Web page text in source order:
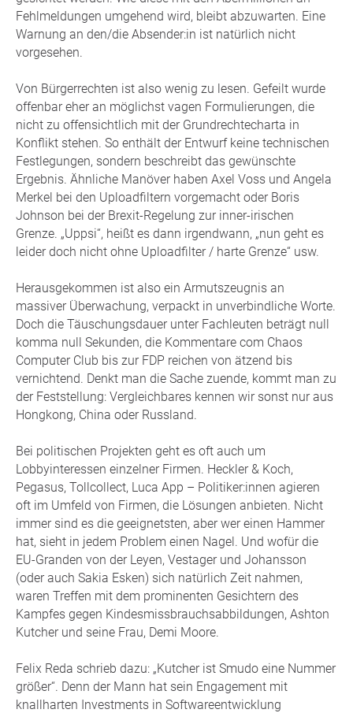
Fehlmeldungen umgehend wird, bleibt abzuwarten. Eine
Warnung an den/die Absender:in ist natürlich nicht
vorgesehen.
Von Bürgerrechten ist also wenig zu lesen. Gefeilt wurde
offenbar eher an möglichst vagen Formulierungen, die
nicht zu offensichtlich mit der Grundrechtecharta in
Konflikt stehen. So enthält der Entwurf keine technischen
Festlegungen, sondern beschreibt das gewünschte
Ergebnis. Ähnliche Manöver haben Axel Voss und Angela
Merkel bei den Uploadfiltern vorgemacht oder Boris
Johnson bei der Brexit-Regelung zur inner-irischen
Grenze. „Uppsi“, heißt es dann irgendwann, „nun geht es
leider doch nicht ohne Uploadfilter / harte Grenze“ usw.
Herausgekommen ist also ein Armutszeugnis an
massiver Überwachung, verpackt in unverbindliche Worte.
Doch die Täuschungsdauer unter Fachleuten beträgt null
komma null Sekunden, die Kommentare com Chaos
Computer Club bis zur FDP reichen von ätzend bis
vernichtend. Denkt man die Sache zuende, kommt man zu
der Feststellung: Vergleichbares kennen wir sonst nur aus
Hongkong, China oder Russland.
Bei politischen Projekten geht es oft auch um
Lobbyinteressen einzelner Firmen. Heckler & Koch,
Pegasus, Tollcollect, Luca App – Politiker:innen agieren
oft im Umfeld von Firmen, die Lösungen anbieten. Nicht
immer sind es die geeignetsten, aber wer einen Hammer
hat, sieht in jedem Problem einen Nagel. Und wofür die
EU-Granden von der Leyen, Vestager und Johansson
(oder auch Sakia Esken) sich natürlich Zeit nahmen,
waren Treffen mit dem prominenten Gesichtern des
Kampfes gegen Kindesmissbrauchsabbildungen, Ashton
Kutcher und seine Frau, Demi Moore.
Felix Reda schrieb dazu: „Kutcher ist Smudo eine Nummer
größer“. Denn der Mann hat sein Engagement mit
knallharten Investments in Softwareentwicklung